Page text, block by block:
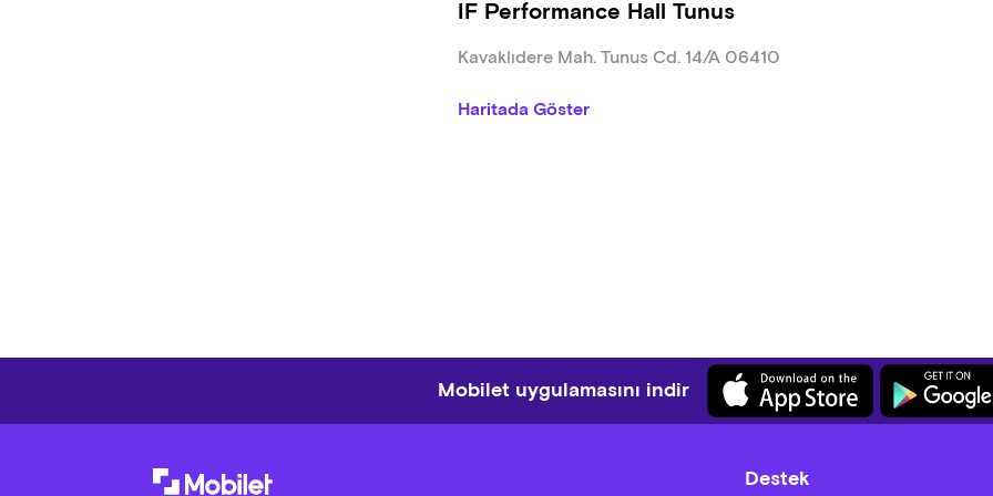
IF Performance Hall Tunus
Kavaklıdere Mah. Tunus Cd. 14/A 06410
Haritada Göster
Mobilet uygulamasını indir
Destek